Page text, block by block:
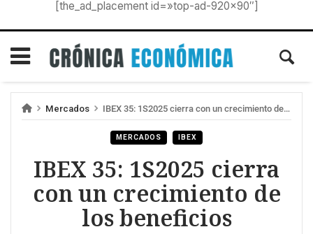
[the_ad_placement id=»top-ad-920×90″]
Mercados IBEX 35: 1S2025 cierra con un crecimiento de los beneficios
MERCADOS IBEX
IBEX 35: 1S2025 cierra
con un crecimiento de
los beneficios